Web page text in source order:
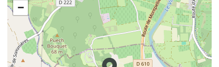
−